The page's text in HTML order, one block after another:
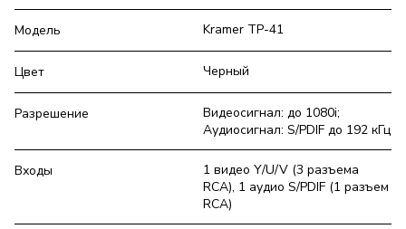
Модель Kramer TP-41
Цвет Черный
Разрешение
Видеосигнал: до 1080i;
Аудиосигнал: S/PDIF до 192 кГц
Входы
1 видео Y/U/V (3 разъема
RCA), 1 аудио S/PDIF (1 разъем
RCA)